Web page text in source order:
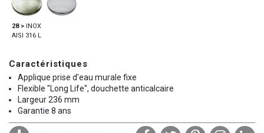
28 >INOX
AISI 316 L
Caractéristiques
Applique prise d'eau murale fixe
Flexible "Long Life", douchette anticalcaire
Largeur 236 mm
Garantie 8 ans